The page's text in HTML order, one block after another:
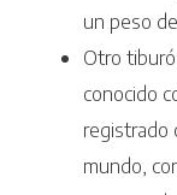
un peso
Otro
conocido
registrado
mundo,